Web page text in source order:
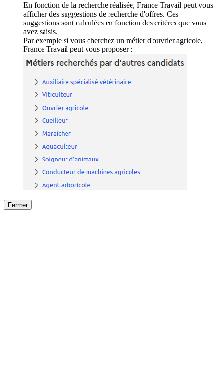
En fonction de la recherche réalisée, France Travail peut vous
afficher des suggestions de recherche d'offres. Ces
suggestions sont calculées en fonction des critères que vous
avez saisis.
Par exemple si vous cherchez un métier d'ouvrier agricole,
France Travail peut vous proposer :
Fermer